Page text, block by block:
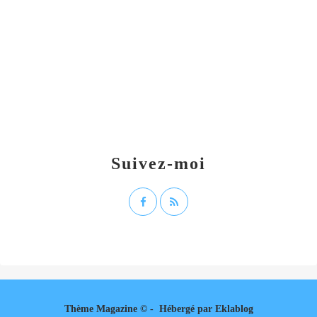
Suivez-moi
Thème Magazine © - Hébergé par Eklablog